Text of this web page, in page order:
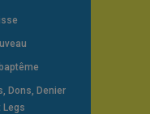
Dons, Denier
Legs